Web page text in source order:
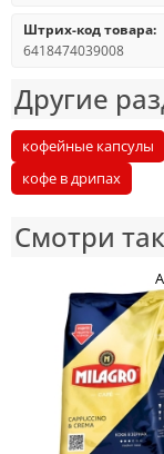
Штрих-код товара:
6418474039008
Другие
кофейные капсулы
кофе в дрипах
Смотри